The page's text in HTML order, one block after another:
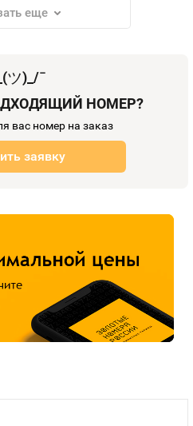
еще
ツ)_/¯
НОМЕР?
вас номер на заказ
заявку